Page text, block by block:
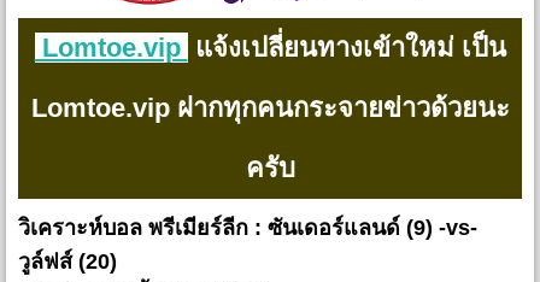
Lomtoe.vip แจ้งเปลี่ยนทางเข้าใหม่ เป็น
Lomtoe.vip ฝากทุกคนกระจายข่าวด้วยนะ
ครับ
วิเคราะห์บอล พรีเมียร์ลีก : ซันเดอร์แลนด์ (9) -vs-
วูล์ฟส์ (20)